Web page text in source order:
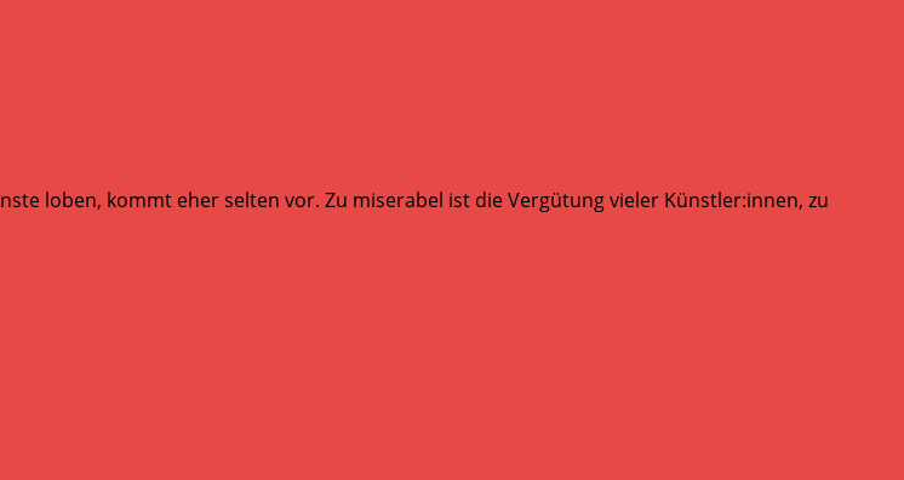
loben, kommt eher selten vor. Zu miserabel ist die Vergütung vieler Künstler:innen, zu